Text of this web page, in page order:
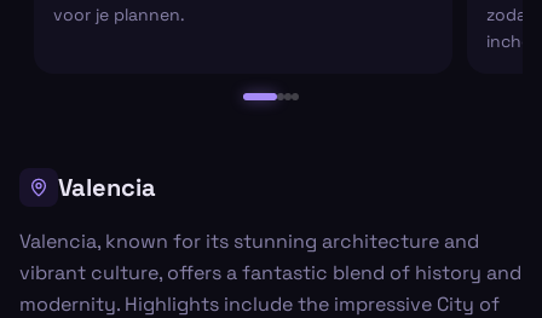
voor je plannen.
zodat
Valencia
Valencia, known for its stunning architecture and
vibrant culture, offers a fantastic blend of history and
modernity. Highlights include the impressive City of